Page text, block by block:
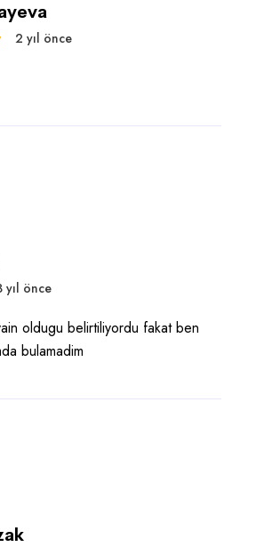
2 yıl önce
yıl önce
oldugu belirtiliyordu fakat ben
bulamadim